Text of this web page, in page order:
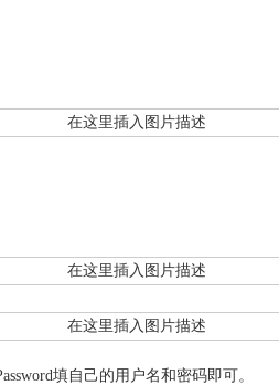
填自己的用户名和密码即可。